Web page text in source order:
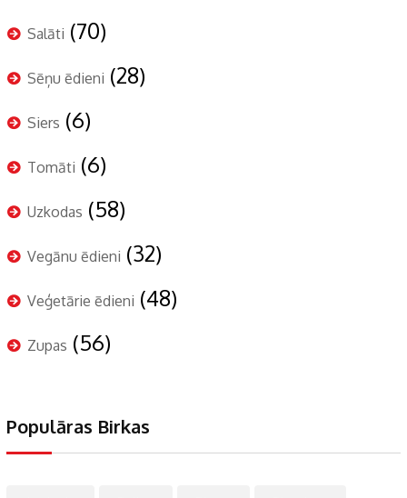
Salāti (70)
Sēņu ēdieni (28)
Siers (6)
Tomāti (6)
Uzkodas (58)
Vegānu ēdieni (32)
Veģetārie ēdieni (48)
Zupas (56)
Populāras Birkas